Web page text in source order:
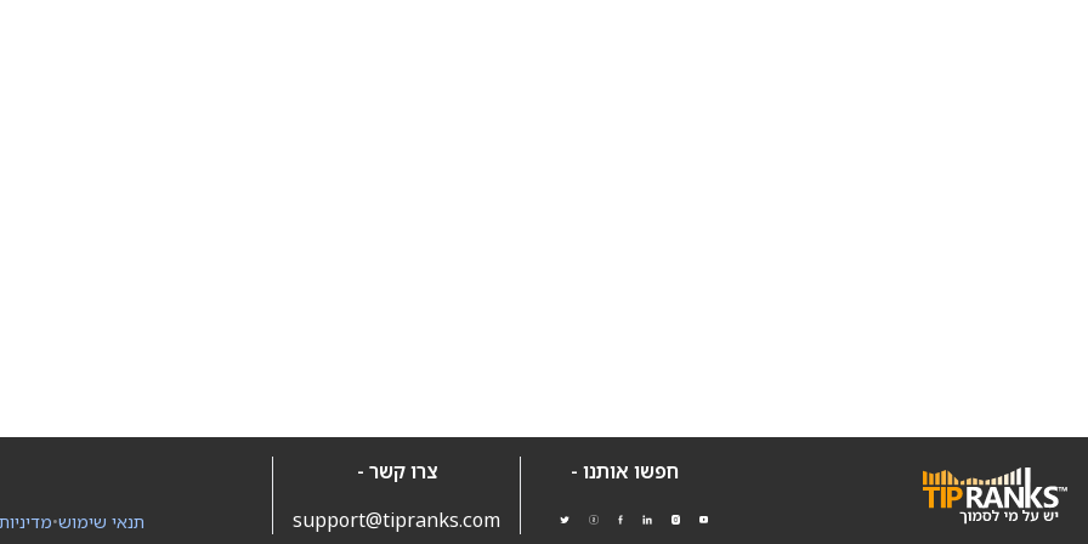
חפשו אותנו -
צרו קשר -
support@tipranks.com
•תנאי שימוש